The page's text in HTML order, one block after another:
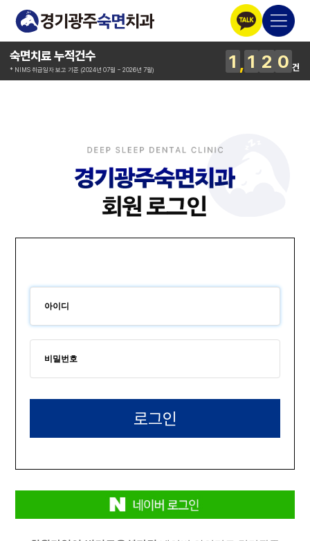
숙면치료 누적건수
* NIMS 취급일자 보고 기준 (2024년 07월 ~ 2026년 7월) 1 1 2 0 건